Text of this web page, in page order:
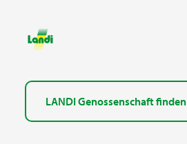
LANDI Genossenschaft finden